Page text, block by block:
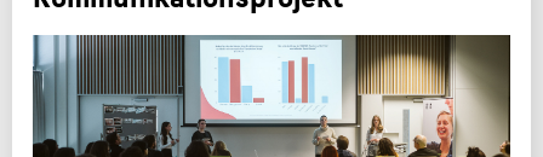
KARRIERE
PERSONEN